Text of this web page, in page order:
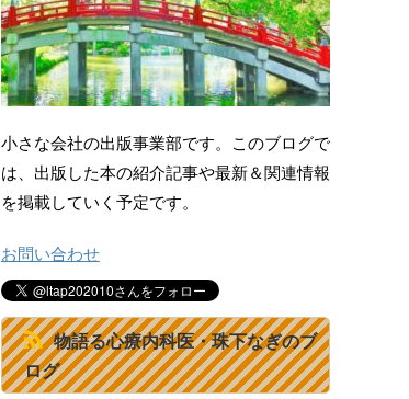
小さな会社の出版事業部です。このブログで
は、出版した本の紹介記事や最新＆関連情報
を掲載していく予定です。
お問い合わせ
物語る心療内科医・珠下なぎのブ
ログ